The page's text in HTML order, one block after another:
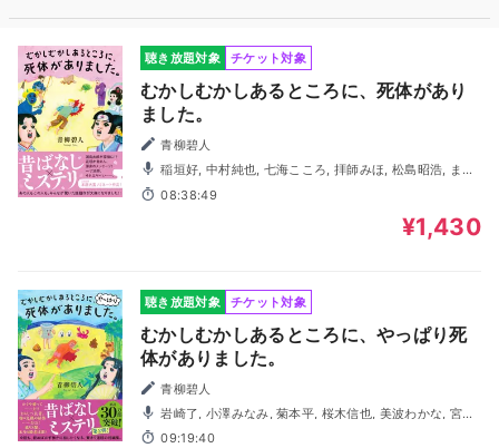
聴き放題対象 チケット対象
むかしむかしあるところに、死体があり
ました。
青柳碧人
稲垣好, 中村純也, 七海こころ, 拝師みほ, 松島昭浩, まつ
だ志緒理, 宮下栄治
08:38:49
¥1,430
聴き放題対象 チケット対象
むかしむかしあるところに、やっぱり死
体がありました。
青柳碧人
岩崎了, 小澤みなみ, 菊本平, 桜木信也, 美波わかな, 宮園
拓夢
09:19:40